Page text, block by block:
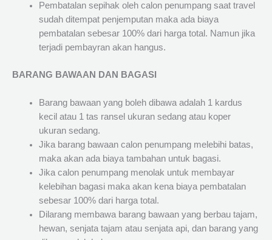
Pembatalan sepihak oleh calon penumpang saat travel
sudah ditempat penjemputan maka ada biaya
pembatalan sebesar 100% dari harga total. Namun jika
terjadi pembayran akan hangus.
BARANG BAWAAN DAN BAGASI
Barang bawaan yang boleh dibawa adalah 1 kardus
kecil atau 1 tas ransel ukuran sedang atau koper
ukuran sedang.
Jika barang bawaan calon penumpang melebihi batas,
maka akan ada biaya tambahan untuk bagasi.
Jika calon penumpang menolak untuk membayar
kelebihan bagasi maka akan kena biaya pembatalan
sebesar 100% dari harga total.
Dilarang membawa barang bawaan yang berbau tajam,
hewan, senjata tajam atau senjata api, dan barang yang